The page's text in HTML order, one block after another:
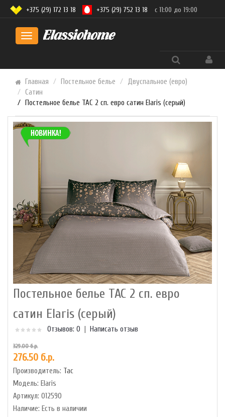
Toggle
+375 (29) 172 13 18 +375 (29) 752 13 18 с 11:00 до 19:00
Главная Постельное белье
Двуспальное (евро)
Сатин
Постельное белье TAC 2 сп. евро сатин Elaris (серый)
Постельное белье TAC 2 сп. евро
сатин Elaris (серый)
Отзывов: 0 Написать отзыв
329.00 б.р.
276.50 б.р.
Производитель: Tac
Модель: Elaris
Артикул: 012590
Наличие: Есть в наличии